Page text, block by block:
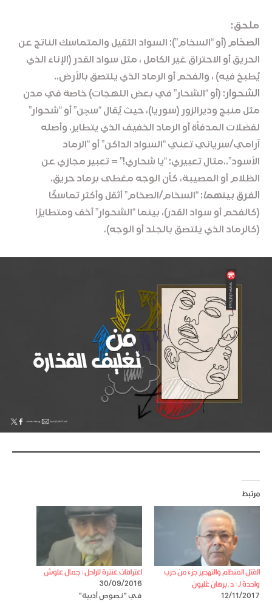
ملحق:
الصخام (أو “السخام”): السواد الثقيل والمتماسك الناتج عن
الحريق أو الاحتراق غير الكامل ، مثل سواد القدر (الإناء الذي
يُطبخ فيه) ، والفحم أو الرماد الذي يلتصق بالأرض..
الشحوار : (أو “الشحار” في بعض اللهجات) خاصة في مدن
مثل منبج وديرالزور (سوريا)، حيث يُقال “سچن” أو “شحوار”
لفضلات المدفأة أو الرماد الخفيف الذي يتطاير. وأصله
آرامي/سرياني تعني “السواد الداكن” أو “الرماد
الأسود”..مثال تعبيري: “يا شحاري!” = تعبير مجازي عن
الظلام أو المصيبة، كأن الوجه مغطى برماد حريق.
الفرق بينهما: “السخام/الصخام” أثقل وأكثر تماسكًا
(كالفحم أو سواد القدر)، بينما “الشحوار” أخف ومتطايرًا
(كالرماد الذي يلتصق بالجلد أو الوجه).
مرتبط
القتل المنظم والتهجير جزء من حرب
واحدة لـ : د.برهان غليون
12/11/2017
اعترافات عنترة للراحل : جمال علوش
30/09/2016
في "نصوص أدبية"